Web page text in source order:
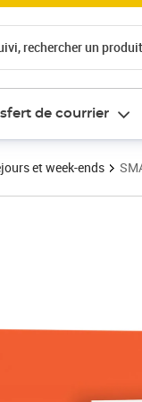
rechercher un
de courrier
et week-ends